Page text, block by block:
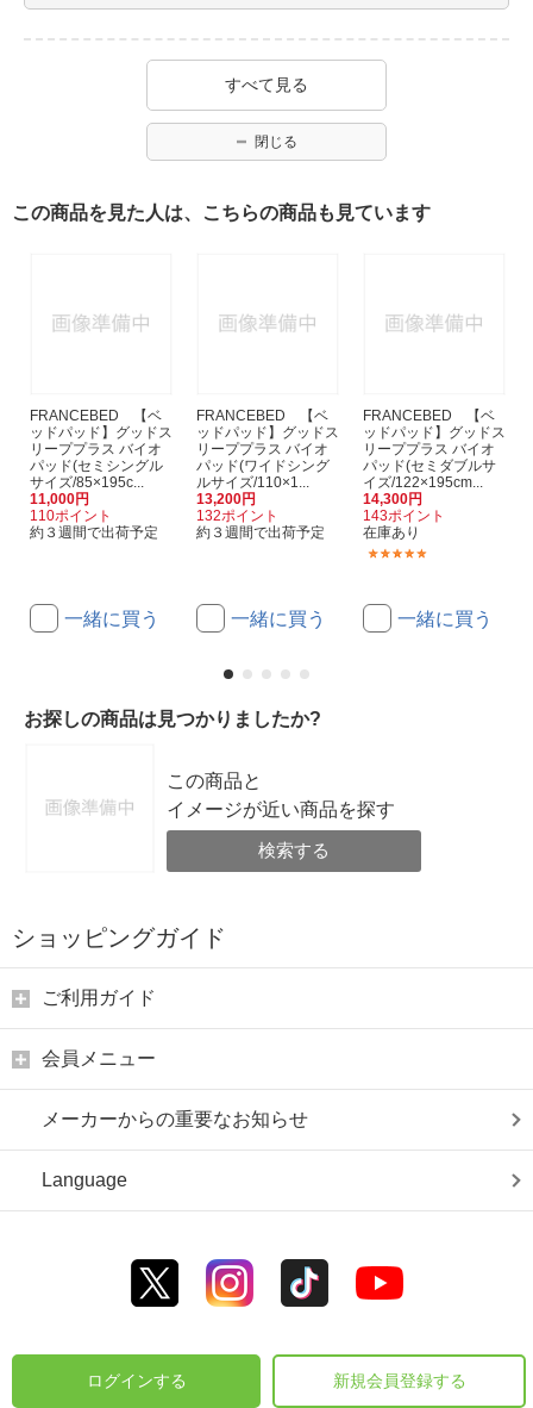
すべて見る
閉じる
この商品を見た人は、こちらの商品も見ています
FRANCEBED 【ベ
ッドパッド】グッドス
リーププラス バイオ
パッド(セミシングル
サイズ/85×195c...
11,000円
110ポイント
約３週間で出荷予定
一緒に買う
FRANCEBED 【ベ
ッドパッド】グッドス
リーププラス バイオ
パッド(ワイドシング
ルサイズ/110×1...
13,200円
132ポイント
約３週間で出荷予定
一緒に買う
FRANCEBED 【ベ
ッドパッド】グッドス
リーププラス バイオ
パッド(セミダブルサ
イズ/122×195cm...
14,300円
143ポイント
在庫あり
一緒に買う
お探しの商品は見つかりましたか?
この商品と
イメージが近い商品を探す
検索する
ショッピングガイド
ご利用ガイド
会員メニュー
メーカーからの重要なお知らせ
Language
ログインする 新規会員登録する